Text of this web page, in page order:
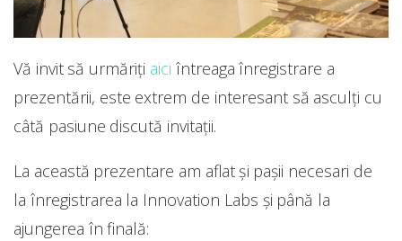
Vă invit să urmăriți aici întreaga înregistrare a
prezentării, este extrem de interesant să asculți cu
câtă pasiune discută invitații.
La această prezentare am aflat și pașii necesari de
la înregistrarea la Innovation Labs și până la
ajungerea în finală: